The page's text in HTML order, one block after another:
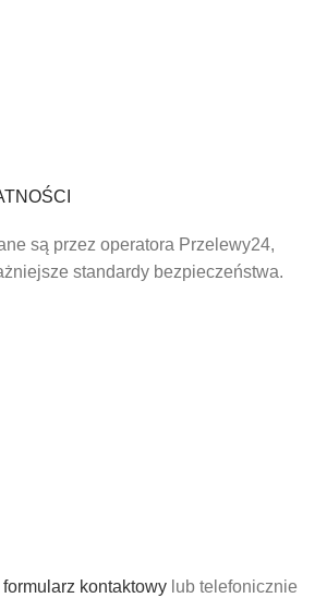
są przez operatora Przelewy24,
standardy bezpieczeństwa.
formularz kontaktowy lub telefonicznie